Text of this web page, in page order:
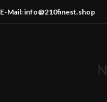
E-Mail: info@210finest.shop